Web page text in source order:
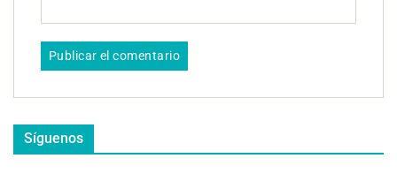
Síguenos